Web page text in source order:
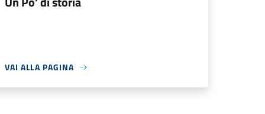
VAI ALLA PAGINA